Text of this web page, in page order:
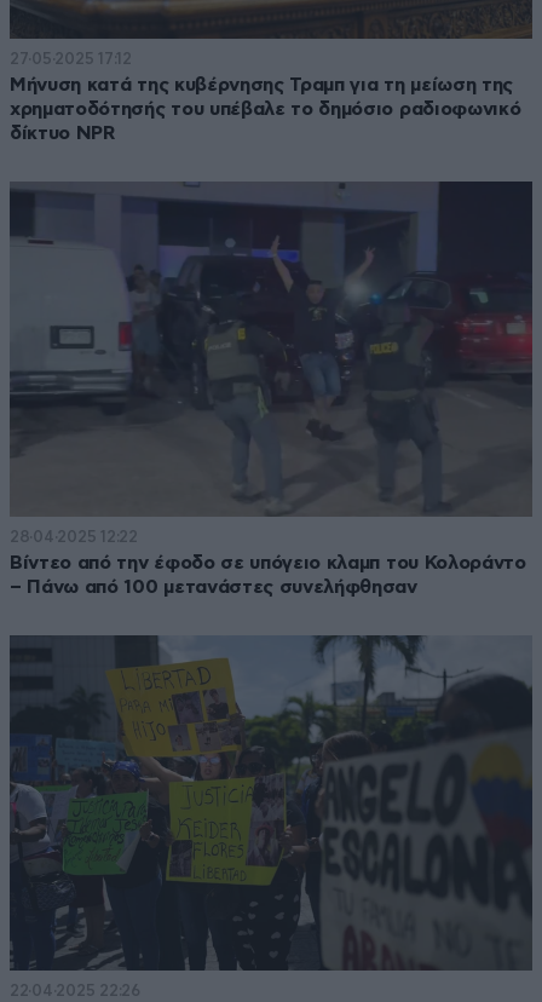
27·05·2025 17:12
Μήνυση κατά της κυβέρνησης Τραμπ για τη μείωση της
χρηματοδότησής του υπέβαλε το δημόσιο ραδιοφωνικό
δίκτυο NPR
28·04·2025 12:22
Βίντεο από την έφοδο σε υπόγειο κλαμπ του Κολοράντο
– Πάνω από 100 μετανάστες συνελήφθησαν
22·04·2025 22:26